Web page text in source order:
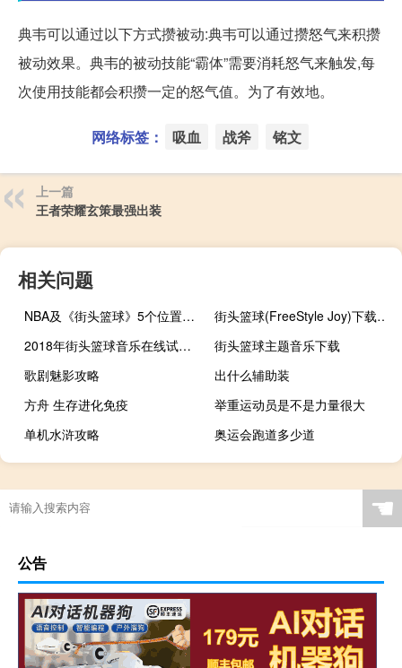
典韦可以通过以下方式攒被动:典韦可以通过攒怒气来积攒
被动效果。典韦的被动技能“霸体”需要消耗怒气来触发,每
次使用技能都会积攒一定的怒气值。为了有效地。
网络标签： 吸血 战斧 铭文
上一篇
王者荣耀玄策最强出装
相关问题
NBA及《街头篮球》5个位置的详细介绍
街头篮球(FreeStyle Joy)下载(电脑、安卓和IOS所有版本)
2018年街头篮球音乐在线试听及下载
街头篮球主题音乐下载
歌剧魅影攻略
出什么辅助装
方舟 生存进化免疫
举重运动员是不是力量很大
单机水浒攻略
奥运会跑道多少道
原神怎么保持通讯状态
举重算运动吗
中国2008奥运会是哪天
什么平台做足球主播好 ☚
公告